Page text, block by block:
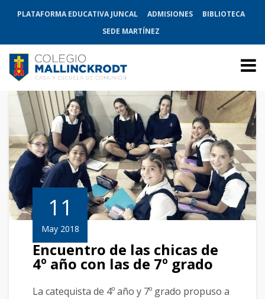
PLATAFORMA EDUCATIVA JUNCAL ADMISIONES
BIBLIOTECA
SEDE MARTÍNEZ
11
May 2018
Encuentro de las chicas de
4º año con las de 7º grado
La catequista de 4º año y 7º grado propuso a